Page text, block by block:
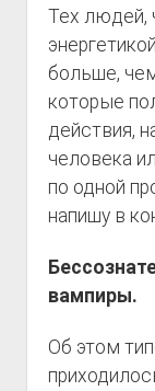
Тех людей,
больше,
которые
действия,
человека
по одной
напишу в
вампиры.
Об этом